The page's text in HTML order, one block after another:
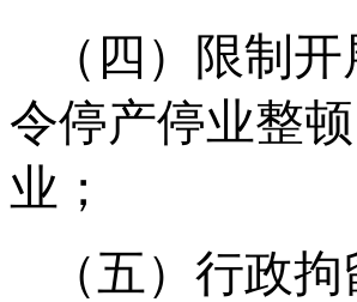
（四）限制
令停产停业整
业；
（五）行政拘